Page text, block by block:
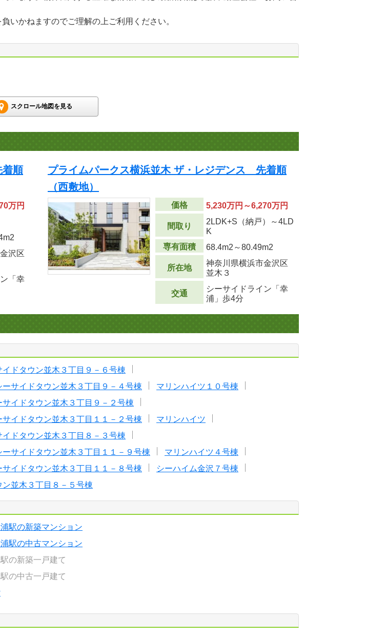
いかねますのでご理解の上ご利用ください。
スクロール地図を見る
順
万円
2
沢区
「幸
プライムパークス横浜並木 ザ・レジデンス 先着順
（西敷地）
価格 5,230万円～6,270万円
間取り
2LDK+S（納戸）～4LD
K
専有面積
68.4m2 ～80.49m2
所在地
神奈川県横浜市金沢区
並木３
交通
シーサイドライン「幸
浦」歩4分
イドタウン並木３丁目９－６号棟
ーサイドタウン並木３丁目９－４号棟
マリンハイツ１０号棟
サイドタウン並木３丁目９－２号棟
サイドタウン並木３丁目１１－２号棟
マリンハイツ
イドタウン並木３丁目８－３号棟
ーサイドタウン並木３丁目１１－９号棟
マリンハイツ４号棟
サイドタウン並木３丁目１１－８号棟
シーハイム金沢７号棟
並木３丁目８－５号棟
駅の新築マンション
駅の中古マンション
の新築一戸建て
の中古一戸建て